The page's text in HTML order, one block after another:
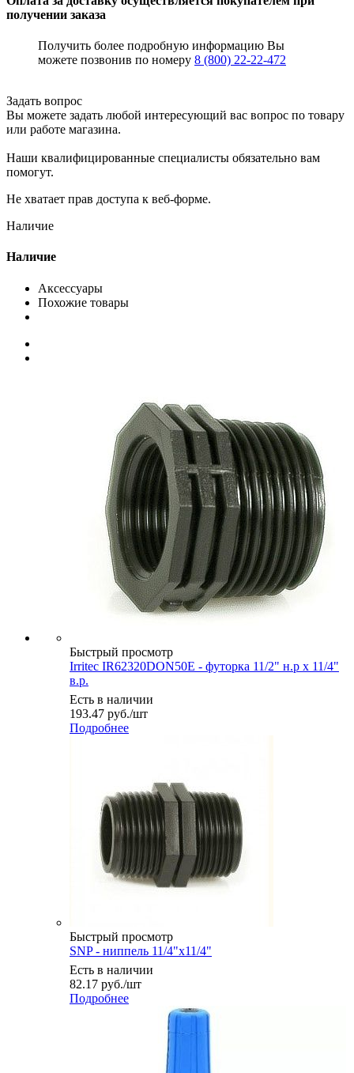
получении заказа
Получить более подробную информацию Вы
можете позвонив по номеру 8 (800) 22-22-472
Задать вопрос
Вы можете задать любой интересующий вас вопрос по товару
или работе магазина.
Наши квалифицированные специалисты обязательно вам
помогут.
Не хватает прав доступа к веб-форме.
Наличие
Наличие
Аксессуары
Похожие товары
Быстрый просмотр
Irritec IR62320DON50E - футорка 11/2" н.р х 11/4"
в.р.
Есть в наличии
193.47 руб./шт
Подробнее
Быстрый просмотр
SNP - ниппель 11/4"х11/4"
Есть в наличии
82.17 руб./шт
Подробнее